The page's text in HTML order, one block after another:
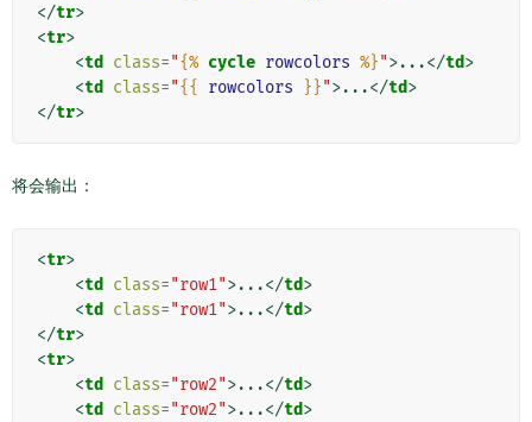
</tr>
<tr>
<td class="{% cycle rowcolors %}">...</td>
<td class="{{ rowcolors }}">...</td>
</tr>
将会输出：
<tr>
<td class="row1">...</td>
<td class="row1">...</td>
</tr>
<tr>
<td class="row2">...</td>
<td class="row2">...</td>